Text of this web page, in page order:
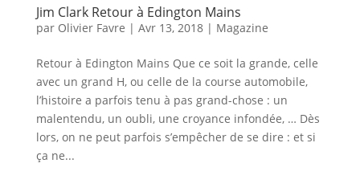
Jim Clark Retour à Edington Mains
par Olivier Favre | Avr 13, 2018| Magazine
Retour à Edington Mains Que ce soit la grande, celle
avec un grand H, ou celle de la course automobile,
l’histoire a parfois tenu à pas grand-chose : un
malentendu, un oubli, une croyance infondée, … Dès
lors, on ne peut parfois s’empêcher de se dire : et si
ça ne...